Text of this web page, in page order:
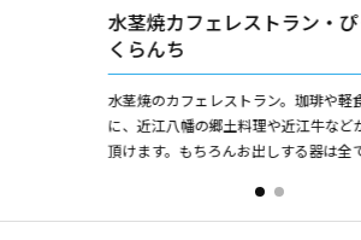
水茎焼カフェレストラン・
くらんち
水茎焼のカフェレストラン。珈琲や軽
に、近江八幡の郷土料理や近江牛など
頂けます。もちろんお出しする器は全